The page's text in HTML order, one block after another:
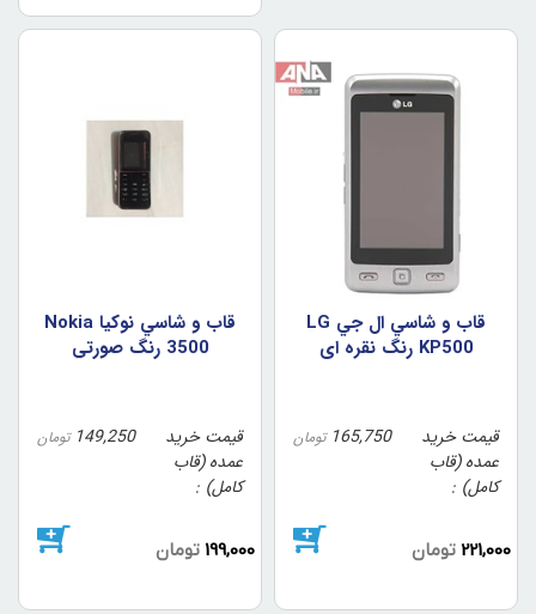
قاب و شاسي ال جي LG
KP500 رنگ نقره اي
قیمت خرید
عمده (قاب
کامل)
165,750 تومان
221,000 تومان
قاب و شاسي نوکيا Nokia
3500 رنگ صورتي
قیمت خرید
عمده (قاب
کامل)
149,250 تومان
199,000 تومان